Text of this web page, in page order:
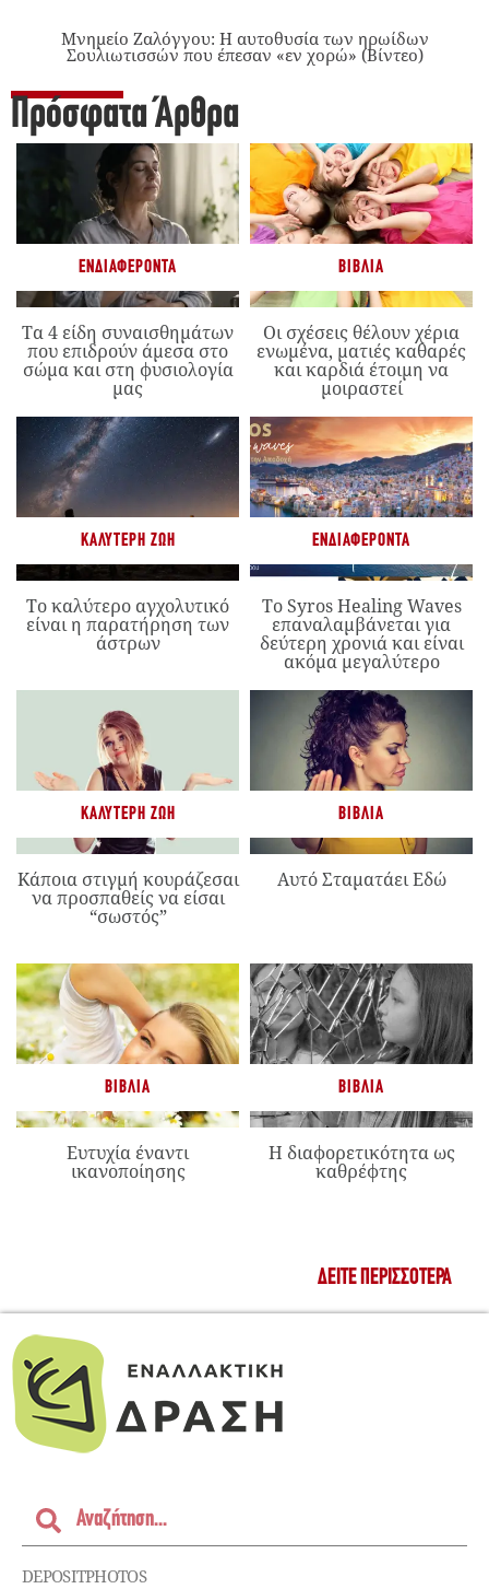
Μνημείο Ζαλόγγου: Η αυτοθυσία των ηρωίδων
Σουλιωτισσών που έπεσαν «εν χορώ» (Βίντεο)
Πρόσφατα Άρθρα
ΕΝΔΙΑΦΈΡΟΝΤΑ
Τα 4 είδη συναισθημάτων
που επιδρούν άμεσα στο
σώμα και στη φυσιολογία
μας
ΒΙΒΛΊΑ
Οι σχέσεις θέλουν χέρια
ενωμένα, ματιές καθαρές
και καρδιά έτοιμη να
μοιραστεί
ΚΑΛΎΤΕΡΗ ΖΩΉ
Το καλύτερο αγχολυτικό
είναι η παρατήρηση των
άστρων
ΕΝΔΙΑΦΈΡΟΝΤΑ
Το Syros Healing Waves
επαναλαμβάνεται για
δεύτερη χρονιά και είναι
ακόμα μεγαλύτερο
ΚΑΛΎΤΕΡΗ ΖΩΉ
Κάποια στιγμή κουράζεσαι
να προσπαθείς να είσαι
“σωστός”
ΒΙΒΛΊΑ
Αυτό Σταματάει Εδώ
ΒΙΒΛΊΑ
Ευτυχία έναντι
ικανοποίησης
ΒΙΒΛΊΑ
Η διαφορετικότητα ως
καθρέφτης
ΔΕΊΤΕ ΠΕΡΙΣΣΌΤΕΡΑ
DEPOSITPHOTOS